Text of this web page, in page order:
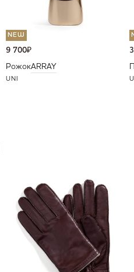
NEW
9 700₽
РожокARRAY
UNI